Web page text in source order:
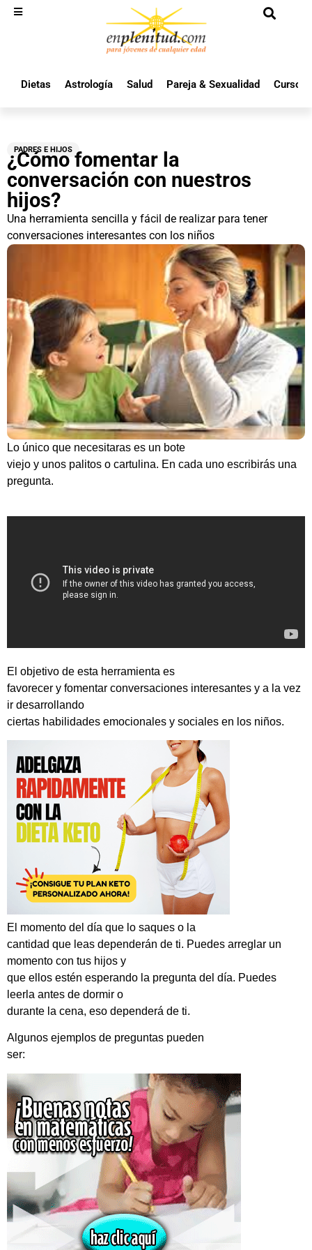
Dietas Astrología Salud Pareja & Sexualidad Cursos
PADRES E HIJOS
¿Cómo fomentar la
conversación con nuestros
hijos?
Una herramienta sencilla y fácil de realizar para tener
conversaciones interesantes con los niños
Lo único que necesitaras es un bote
viejo y unos palitos o cartulina. En cada uno escribirás una
pregunta.
El objetivo de esta herramienta es
favorecer y fomentar conversaciones interesantes y a la vez
ir desarrollando
ciertas habilidades emocionales y sociales en los niños.
El momento del día que lo saques o la
cantidad que leas dependerán de ti. Puedes arreglar un
momento con tus hijos y
que ellos estén esperando la pregunta del día. Puedes
leerla antes de dormir o
durante la cena, eso dependerá de ti.
Algunos ejemplos de preguntas pueden
ser: